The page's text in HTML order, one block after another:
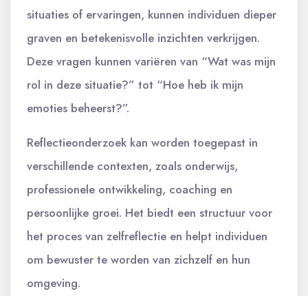
situaties of ervaringen, kunnen individuen dieper
graven en betekenisvolle inzichten verkrijgen.
Deze vragen kunnen variëren van “Wat was mijn
rol in deze situatie?” tot “Hoe heb ik mijn
emoties beheerst?”.
Reflectieonderzoek kan worden toegepast in
verschillende contexten, zoals onderwijs,
professionele ontwikkeling, coaching en
persoonlijke groei. Het biedt een structuur voor
het proces van zelfreflectie en helpt individuen
om bewuster te worden van zichzelf en hun
omgeving.